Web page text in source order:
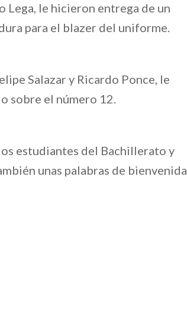
Lega, le hicieron entrega de un
para el blazer del uniforme.
Salazar y Ricardo Ponce, le
sobre el número 12.
estudiantes del Bachillerato y
unas palabras de bienvenida